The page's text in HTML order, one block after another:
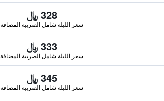
328 ﷼
سعر الليلة شامل الصريبة المضافة
333 ﷼
سعر الليلة شامل الصريبة المضافة
345 ﷼
سعر الليلة شامل الصريبة المضافة